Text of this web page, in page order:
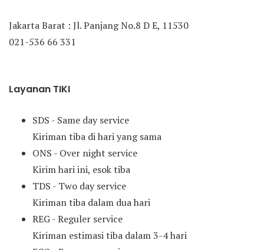
Jakarta Barat : Jl. Panjang No.8 D E, 11530
021-536 66 331
Layanan TIKI
SDS - Same day service
Kiriman tiba di hari yang sama
ONS - Over night service
Kirim hari ini, esok tiba
TDS - Two day service
Kiriman tiba dalam dua hari
REG - Reguler service
Kiriman estimasi tiba dalam 3-4 hari